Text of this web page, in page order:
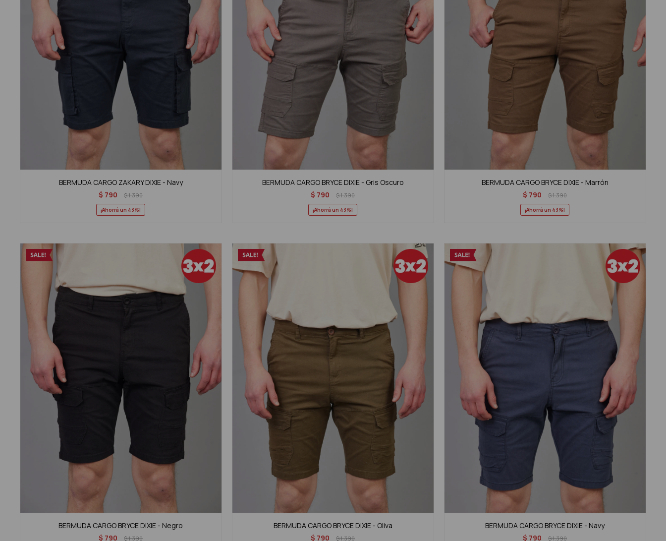
BERMUDA CARGO ZAKARY DIXIE - Navy
$ 790 $1.390
43
BERMUDA CARGO BRYCE DIXIE - Gris Oscuro
$ 790 $1.390
43
BERMUDA CARGO BRYCE DIXIE - Marrón
$ 790 $1.390
43
BERMUDA CARGO BRYCE DIXIE - Negro
$ 790 $1.390
BERMUDA CARGO BRYCE DIXIE - Oliva
$ 790 $1.390
BERMUDA CARGO BRYCE DIXIE - Navy
$ 790 $1.390